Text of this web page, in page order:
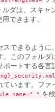
ルダは、スキャ
用できます。
できるように、
。このフォル
ポートする各言
ています。フ
name=" " を